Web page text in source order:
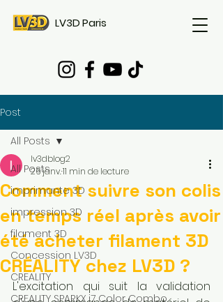
LV3D Paris
Post
All Posts
imprimante 3D
impression 3D
filament 3D
Concession LV3D
CREALITY
CREALITY SPARKX i7 Color Combo
All Posts
Comment suivre son colis
en temps réel après avoir
été acheter filament 3D
CRÉALITY chez LV3D ?
lv3dblog2
26 janv.11 min de lecture
L'excitation qui suit la validation